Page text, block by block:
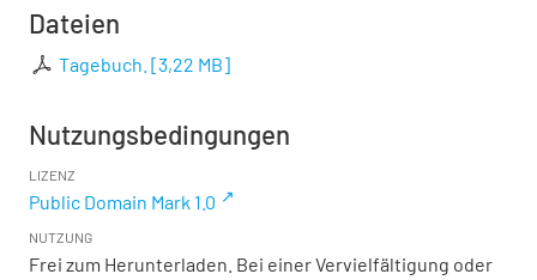
Dateien
Tagebuch. [3,22 MB]
Nutzungsbedingungen
LIZENZ
Public Domain Mark 1.0
NUTZUNG
Frei zum Herunterladen. Bei einer Vervielfältigung oder